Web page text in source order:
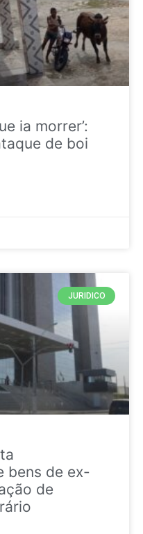
ia morrer’:
de boi
JURIDICO
bens de ex-
de